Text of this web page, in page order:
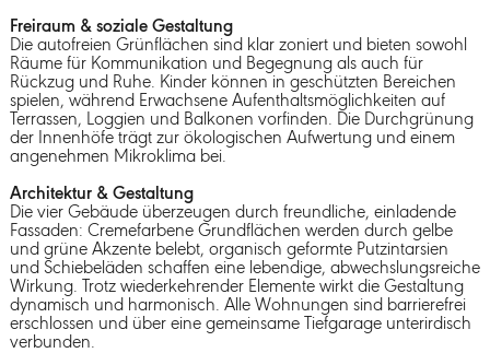
Freiraum & soziale Gestaltung
Die autofreien Grünflächen sind klar zoniert und bieten sowohl
Räume für Kommunikation und Begegnung als auch für
Rückzug und Ruhe. Kinder können in geschützten Bereichen
spielen, während Erwachsene Aufenthaltsmöglichkeiten auf
Terrassen, Loggien und Balkonen vorfinden. Die Durchgrünung
der Innenhöfe trägt zur ökologischen Aufwertung und einem
angenehmen Mikroklima bei.
Architektur & Gestaltung
Die vier Gebäude überzeugen durch freundliche, einladende
Fassaden: Cremefarbene Grundflächen werden durch gelbe
und grüne Akzente belebt, organisch geformte Putzintarsien
und Schiebeläden schaffen eine lebendige, abwechslungsreiche
Wirkung. Trotz wiederkehrender Elemente wirkt die Gestaltung
dynamisch und harmonisch. Alle Wohnungen sind barrierefrei
erschlossen und über eine gemeinsame Tiefgarage unterirdisch
verbunden.